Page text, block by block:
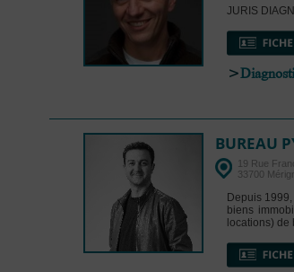
JURIS
>
BUREAU
19 Rue
33700
Depuis
biens
locations) de